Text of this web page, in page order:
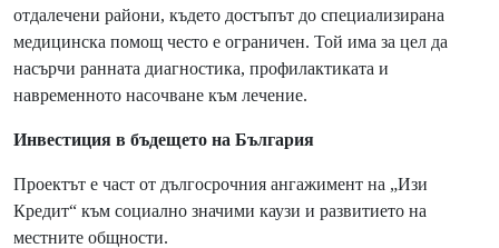
отдалечени райони, където достъпът до специализирана
медицинска помощ често е ограничен. Той има за цел да
насърчи ранната диагностика, профилактиката и
навременното насочване към лечение.
Инвестиция в бъдещето на България
Проектът е част от дългосрочния ангажимент на „Изи
Кредит“ към социално значими каузи и развитието на
местните общности.